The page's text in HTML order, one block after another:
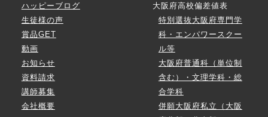
ハッピーブログ
生徒様の声
賞品GET
動画
お知らせ
資料請求
講師募集
会社概要
大阪府高校偏差値表
特別選抜大阪府専門学
科・エンパワースクー
ル等
大阪府普通科（単位制
含む）・文理学科・総
合学科
併願大阪府私立（大阪